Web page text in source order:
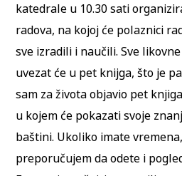
katedrale u 10.30 sati
radova, na kojoj će polaznici
sve izradili i naučili. Sve
uvezat će u pet knijga, što je
sam za života objavio pet
u kojem će pokazati svoje
baštini. Ukoliko imate
preporučujem da odete i